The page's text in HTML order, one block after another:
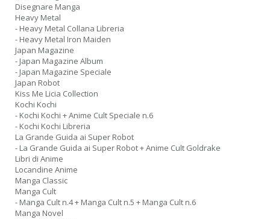
Disegnare Manga
Heavy Metal
- Heavy Metal Collana Libreria
- Heavy Metal Iron Maiden
Japan Magazine
- Japan Magazine Album
- Japan Magazine Speciale
Japan Robot
Kiss Me Licia Collection
Kochi Kochi
- Kochi Kochi + Anime Cult Speciale n.6
- Kochi Kochi Libreria
La Grande Guida ai Super Robot
- La Grande Guida ai Super Robot + Anime Cult Goldrake
Libri di Anime
Locandine Anime
Manga Classic
Manga Cult
- Manga Cult n.4 + Manga Cult n.5 + Manga Cult n.6
Manga Novel